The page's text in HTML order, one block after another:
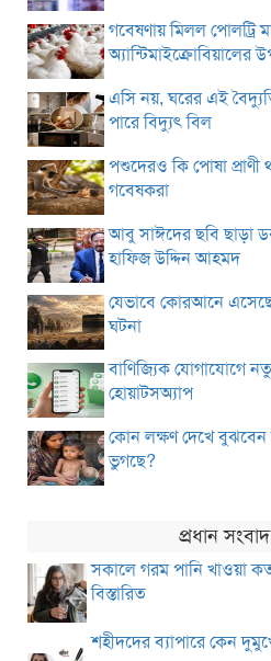
গবেষণায় মিলল পোলট্রি
অ্যান্টিমাইক্রোবিয়ালের
এসি নয়, ঘরের এই
পারে বিদ্যুৎ বিল
পশুদেরও কি পোষা
গবেষকরা
আবু সাঈদের ছবি ছাড়া
হাফিজ উদ্দিন আহমদ
যেভাবে কোরআনে
ঘটনা
বাণিজ্যিক যোগাযোগে
হোয়াটসঅ্যাপ
কোন লক্ষণ দেখে
ভুগছে?
প্রধান সংবাদ
সকালে গরম পানি খাওয়া
বিস্তারিত
শহীদদের ব্যাপারে কেন